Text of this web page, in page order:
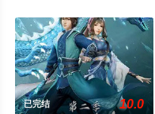
已完结 10.0